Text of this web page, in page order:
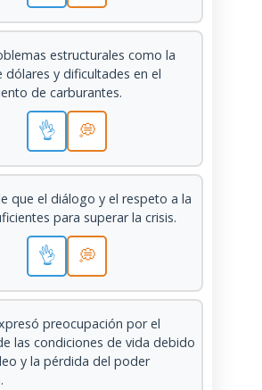
estructurales como la
dólares y dificultades en el
de carburantes.
👌 💭
que el diálogo y el respeto a la
para superar la crisis.
👌 💭
preocupación por el
las condiciones de vida debido
y la pérdida del poder